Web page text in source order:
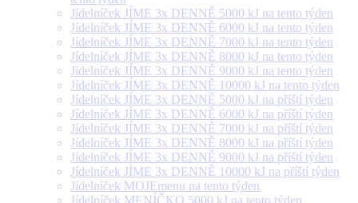
Jídelníček JÍME 3x DENNĚ 5000 kJ na tento týden
Jídelníček JÍME 3x DENNĚ 6000 kJ na tento týden
Jídelníček JÍME 3x DENNĚ 7000 kJ na tento týden
Jídelníček JÍME 3x DENNĚ 8000 kJ na tento týden
Jídelníček JÍME 3x DENNĚ 9000 kJ na tento týden
Jídelníček JÍME 3x DENNĚ 10000 kJ na tento týden
Jídelníček JÍME 3x DENNĚ 5000 kJ na příští týden
Jídelníček JÍME 3x DENNĚ 6000 kJ na příští týden
Jídelníček JÍME 3x DENNĚ 7000 kJ na příští týden
Jídelníček JÍME 3x DENNĚ 8000 kJ na příští týden
Jídelníček JÍME 3x DENNĚ 9000 kJ na příští týden
Jídelníček JÍME 3x DENNĚ 10000 kJ na příští týden
Jídelníček MOJEmenu na tento týden
Jídelníček MENÍČKO 5000 kJ na tento týden